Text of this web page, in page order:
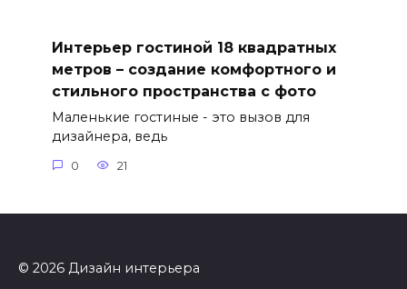
Интерьер гостиной 18 квадратных
метров – создание комфортного и
стильного пространства с фото
Маленькие гостиные - это вызов для
дизайнера, ведь
0 21
© 2026 Дизайн интерьера